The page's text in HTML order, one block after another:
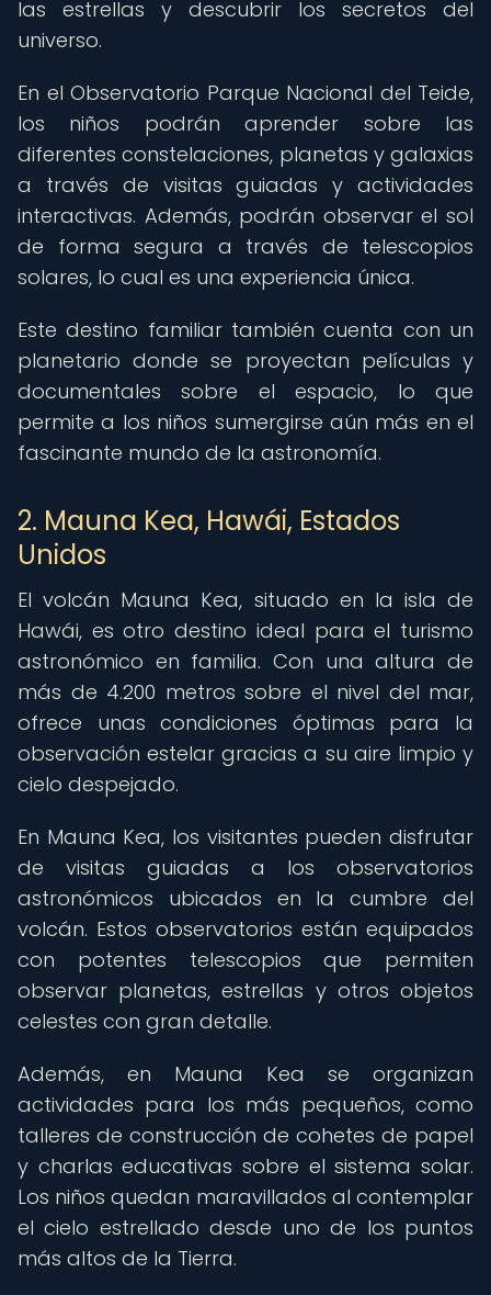
las estrellas y descubrir los secretos del
universo.
En el Observatorio Parque Nacional del Teide,
los niños podrán aprender sobre las
diferentes constelaciones, planetas y galaxias
a través de visitas guiadas y actividades
interactivas. Además, podrán observar el sol
de forma segura a través de telescopios
solares, lo cual es una experiencia única.
Este destino familiar también cuenta con un
planetario donde se proyectan películas y
documentales sobre el espacio, lo que
permite a los niños sumergirse aún más en el
fascinante mundo de la astronomía.
2. Mauna Kea, Hawái, Estados
Unidos
El volcán Mauna Kea, situado en la isla de
Hawái, es otro destino ideal para el turismo
astronómico en familia. Con una altura de
más de 4.200 metros sobre el nivel del mar,
ofrece unas condiciones óptimas para la
observación estelar gracias a su aire limpio y
cielo despejado.
En Mauna Kea, los visitantes pueden disfrutar
de visitas guiadas a los observatorios
astronómicos ubicados en la cumbre del
volcán. Estos observatorios están equipados
con potentes telescopios que permiten
observar planetas, estrellas y otros objetos
celestes con gran detalle.
Además, en Mauna Kea se organizan
actividades para los más pequeños, como
talleres de construcción de cohetes de papel
y charlas educativas sobre el sistema solar.
Los niños quedan maravillados al contemplar
el cielo estrellado desde uno de los puntos
más altos de la Tierra.